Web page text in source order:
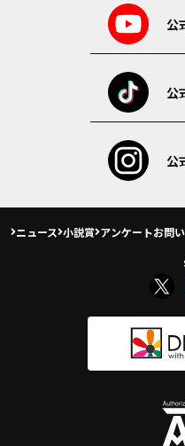
公
公
公
ニュース 小説賞 アンケートお問